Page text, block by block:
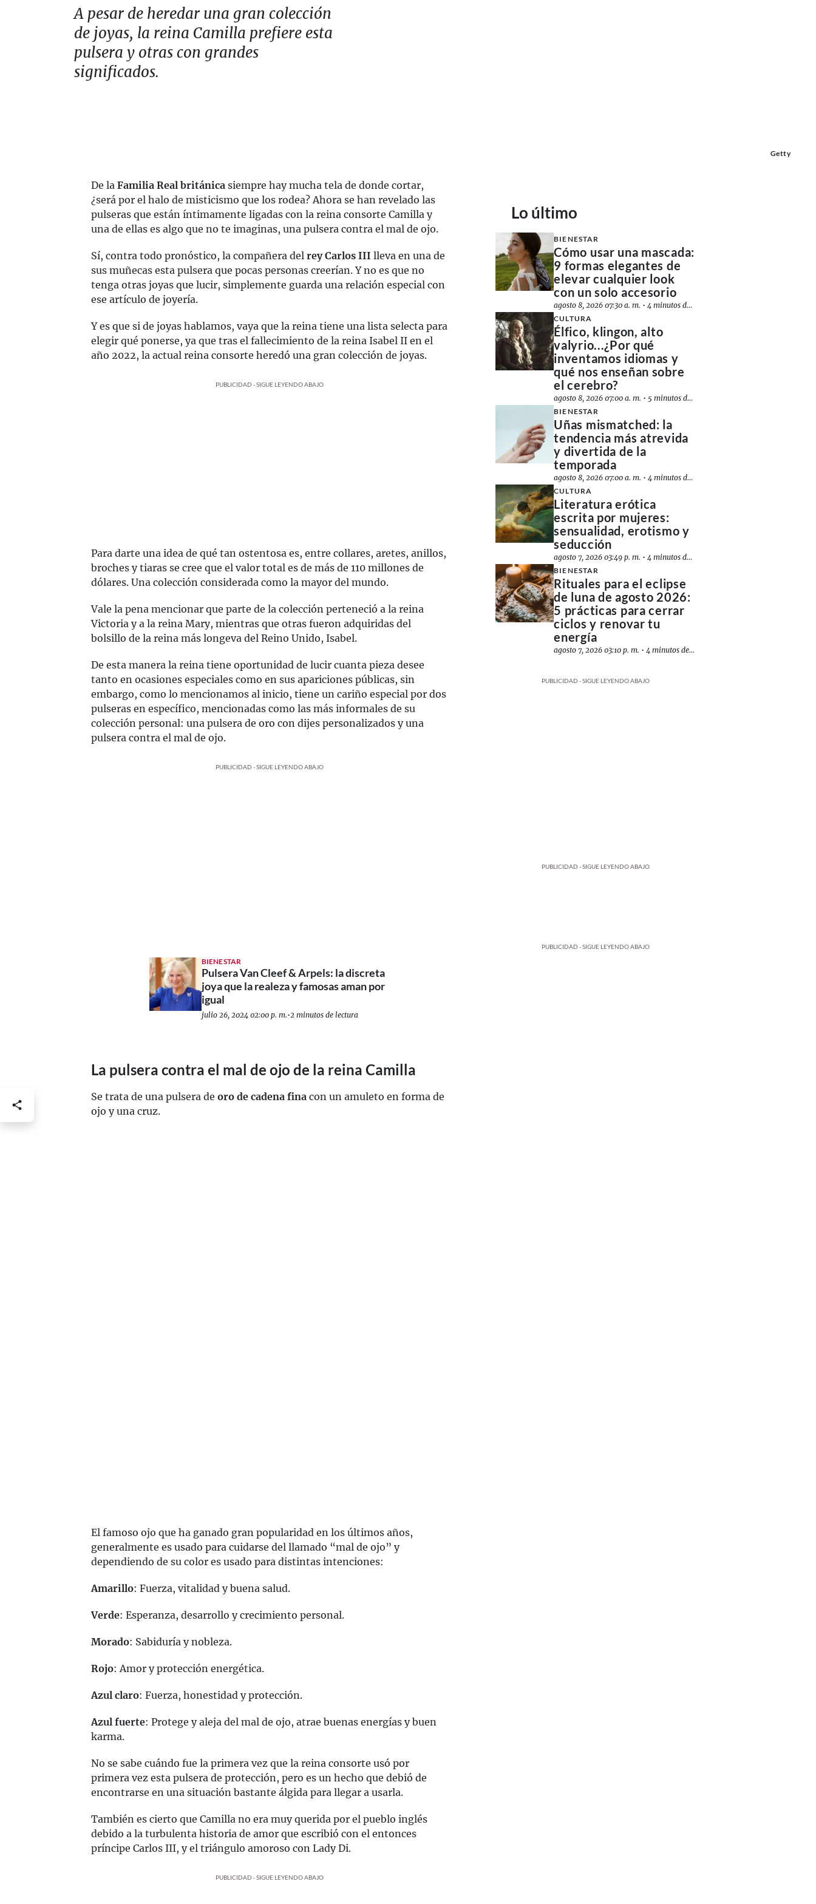
A pesar de heredar una gran colección
de joyas, la reina Camilla prefiere esta
pulsera y otras con grandes
significados.
Getty
De la Familia Real británica siempre hay mucha tela de donde cortar,
¿será por el halo de misticismo que los rodea? Ahora se han revelado las
pulseras que están íntimamente ligadas con la reina consorte Camilla y
una de ellas es algo que no te imaginas, una pulsera contra el mal de ojo.
Sí, contra todo pronóstico, la compañera del rey Carlos III lleva en una de
sus muñecas esta pulsera que pocas personas creerían. Y no es que no
tenga otras joyas que lucir, simplemente guarda una relación especial con
ese artículo de joyería.
Y es que si de joyas hablamos, vaya que la reina tiene una lista selecta para
elegir qué ponerse, ya que tras el fallecimiento de la reina Isabel II en el
año 2022, la actual reina consorte heredó una gran colección de joyas.
PUBLICIDAD - SIGUE LEYENDO ABAJO
Para darte una idea de qué tan ostentosa es, entre collares, aretes, anillos,
broches y tiaras se cree que el valor total es de más de 110 millones de
dólares. Una colección considerada como la mayor del mundo.
Vale la pena mencionar que parte de la colección perteneció a la reina
Victoria y a la reina Mary, mientras que otras fueron adquiridas del
bolsillo de la reina más longeva del Reino Unido, Isabel.
De esta manera la reina tiene oportunidad de lucir cuanta pieza desee
tanto en ocasiones especiales como en sus apariciones públicas, sin
embargo, como lo mencionamos al inicio, tiene un cariño especial por dos
pulseras en específico, mencionadas como las más informales de su
colección personal: una pulsera de oro con dijes personalizados y una
pulsera contra el mal de ojo.
PUBLICIDAD - SIGUE LEYENDO ABAJO
BIENESTAR
Pulsera Van Cleef & Arpels: la discreta
joya que la realeza y famosas aman por
igual
julio 26, 2024 02:00 p. m.•2 minutos de lectura
La pulsera contra el mal de ojo de la reina Camilla
Se trata de una pulsera de oro de cadena fina con un amuleto en forma de
ojo y una cruz.
El famoso ojo que ha ganado gran popularidad en los últimos años,
generalmente es usado para cuidarse del llamado “mal de ojo” y
dependiendo de su color es usado para distintas intenciones:
Amarillo: Fuerza, vitalidad y buena salud.
Verde: Esperanza, desarrollo y crecimiento personal.
Morado: Sabiduría y nobleza.
Rojo: Amor y protección energética.
Azul claro: Fuerza, honestidad y protección.
Azul fuerte: Protege y aleja del mal de ojo, atrae buenas energías y buen
karma.
No se sabe cuándo fue la primera vez que la reina consorte usó por
primera vez esta pulsera de protección, pero es un hecho que debió de
encontrarse en una situación bastante álgida para llegar a usarla.
También es cierto que Camilla no era muy querida por el pueblo inglés
debido a la turbulenta historia de amor que escribió con el entonces
príncipe Carlos III, y el triángulo amoroso con Lady Di.
PUBLICIDAD - SIGUE LEYENDO ABAJO
Lo último
BIENESTAR
Cómo usar una mascada:
9 formas elegantes de
elevar cualquier look
con un solo accesorio
agosto 8, 2026 07:30 a. m. •4 minutos de lectura
CULTURA
Élfico, klingon, alto
valyrio...¿Por qué
inventamos idiomas y
qué nos enseñan sobre
el cerebro?
agosto 8, 2026 07:00 a. m. • 5 minutos de lectura
BIENESTAR
Uñas mismatched: la
tendencia más atrevida
y divertida de la
temporada
agosto 8, 2026 07:00 a. m. •4 minutos de lectura
CULTURA
Literatura erótica
escrita por mujeres:
sensualidad, erotismo y
seducción
agosto 7, 2026 03:49 p. m. •4 minutos de lectura
BIENESTAR
Rituales para el eclipse
de luna de agosto 2026:
5 prácticas para cerrar
ciclos y renovar tu
energía
agosto 7, 2026 03:10 p. m. •4 minutos de lectura
PUBLICIDAD - SIGUE LEYENDO ABAJO
PUBLICIDAD - SIGUE LEYENDO ABAJO
PUBLICIDAD - SIGUE LEYENDO ABAJO